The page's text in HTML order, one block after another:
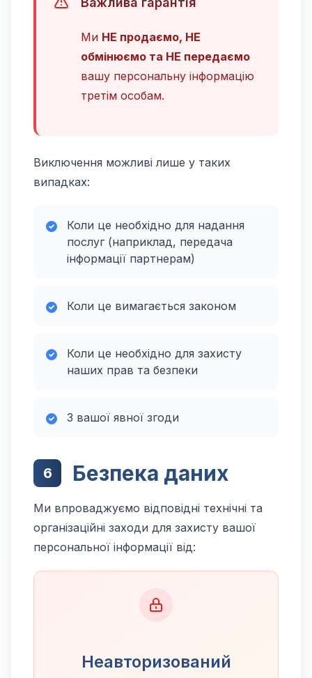
Ми НЕ продаємо, НЕ
обмінюємо та НЕ передаємо
вашу персональну інформацію
третім особам.
Виключення можливі лише у таких
випадках:
Коли це необхідно для надання
послуг (наприклад, передача
інформації партнерам)
Коли це вимагається законом
Коли це необхідно для захисту
наших прав та безпеки
З вашої явної згоди
6 Безпека даних
Ми впроваджуємо відповідні технічні та
організаційні заходи для захисту вашої
персональної інформації від:
Неавторизований